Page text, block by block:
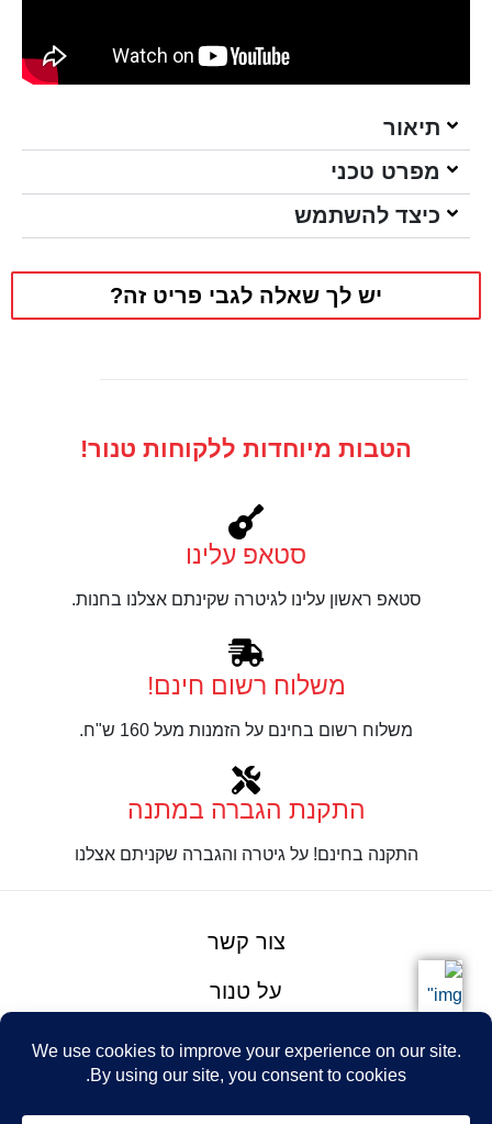
תיאור
מפרט טכני
כיצד להשתמש
יש לך שאלה לגבי פריט זה?
הטבות מיוחדות ללקוחות טנור!
סטאפ עלינו
סטאפ ראשון עלינו לגיטרה שקינתם אצלנו בחנות.
משלוח רשום חינם!
משלוח רשום בחינם על הזמנות מעל 160 ש"ח.
התקנת הגברה במתנה
התקנה בחינם! על גיטרה והגברה שקניתם אצלנו
צור קשר
על טנור
תנאים והגבלות
© Tenor Music
Ltd
Design: Eshel
Haim